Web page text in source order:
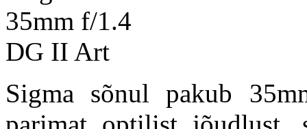
Sigma sõnul pakub